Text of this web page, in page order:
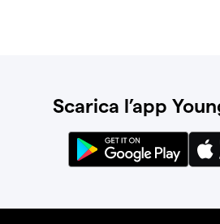
Scarica l’app